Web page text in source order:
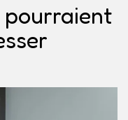
pourraient